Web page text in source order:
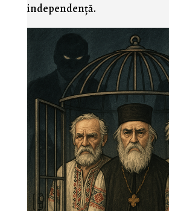
independenţă.